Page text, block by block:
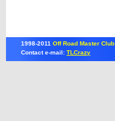
1998-2011 Off Road Master Club
Contact e-mail: TLCrazy